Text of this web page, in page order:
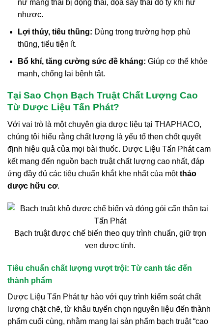
nữ mang thai bị động thai, dọa sảy thai do tỳ khí hư
nhược.
Lợi thủy, tiêu thũng: Dùng trong trường hợp phù
thũng, tiểu tiện ít.
Bổ khí, tăng cường sức đề kháng: Giúp cơ thể khỏe
mạnh, chống lại bệnh tật.
Tại Sao Chọn Bạch Truật Chất Lượng Cao
Từ Dược Liệu Tấn Phát?
Với vai trò là một chuyên gia dược liệu tại THAPHACO,
chúng tôi hiểu rằng chất lượng là yếu tố then chốt quyết
định hiệu quả của mọi bài thuốc. Dược Liệu Tấn Phát cam
kết mang đến nguồn bạch truật chất lượng cao nhất, đáp
ứng đầy đủ các tiêu chuẩn khắt khe nhất của mộtthảo
dược hữu cơ.
Bạch truật được chế biến theo quy trình chuẩn, giữ trọn
vẹn dược tính.
Tiêu chuẩn chất lượng vượt trội: Từ canh tác đến
thành phẩm
Dược Liệu Tấn Phát tự hào với quy trình kiểm soát chất
lượng chặt chẽ, từ khâu tuyển chọn nguyên liệu đến thành
phẩm cuối cùng, nhằm mang lại sản phẩm bạch truật “cao